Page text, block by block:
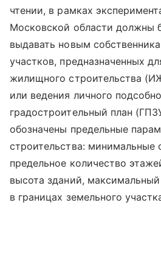
чтении, в рамках
Московской области должны
выдавать новым
участков, предназначенных
жилищного строительства
или ведения личного
градостроительный план
обозначены предельные
строительства: минимальные
предельное количество
высота зданий,
в границах земельного